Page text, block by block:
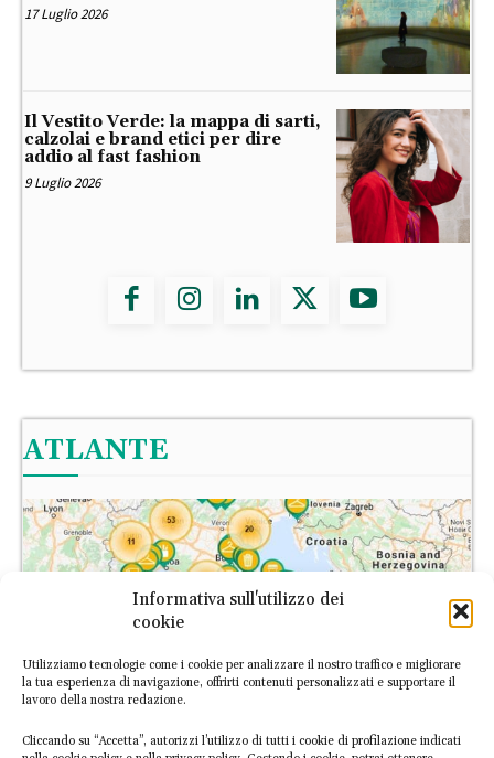
Informativa sull'utilizzo dei
cookie
Utilizziamo tecnologie come i cookie per analizzare il nostro traffico e migliorare
la tua esperienza di navigazione, offrirti contenuti personalizzati e supportare il
lavoro della nostra redazione.
Cliccando su “Accetta”, autorizzi l’utilizzo di tutti i cookie di profilazione indicati
17 Luglio 2026
Il Vestito Verde: la mappa di sarti,
calzolai e brand etici per dire
addio al fast fashion
9 Luglio 2026
ATLANTE